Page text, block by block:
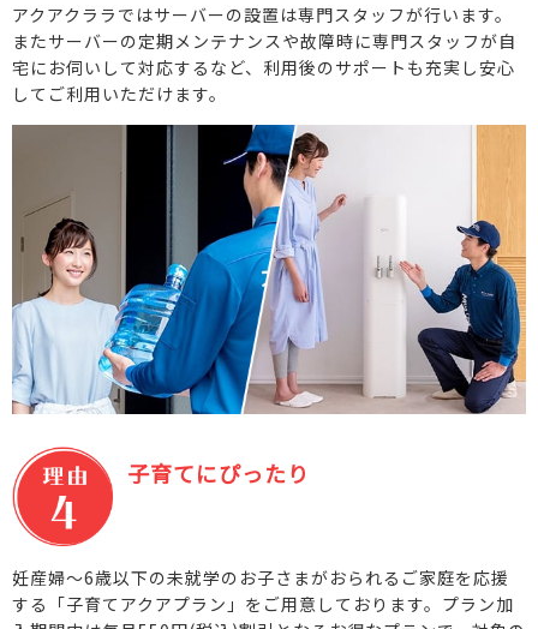
アクアクララではサーバーの設置は専門スタッフが行います。
またサーバーの定期メンテナンスや故障時に専門スタッフが自
宅にお伺いして対応するなど、利用後のサポートも充実し安心
してご利用いただけます。
子育てにぴったり
妊産婦～6歳以下の未就学のお子さまがおられるご家庭を応援
する「子育てアクアプラン」をご用意しております。プラン加